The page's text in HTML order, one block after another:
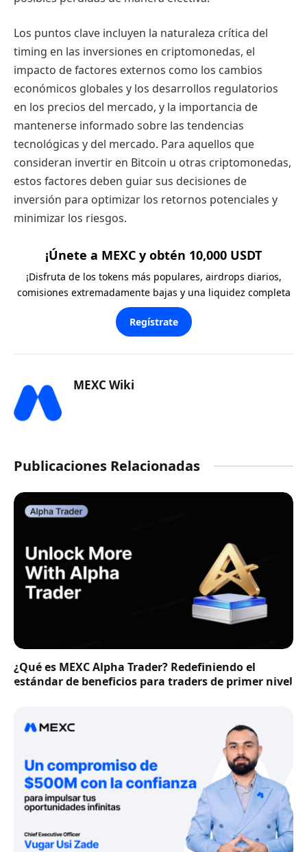
Los puntos clave incluyen la naturaleza crítica del
timing en las inversiones en criptomonedas, el
impacto de factores externos como los cambios
económicos globales y los desarrollos regulatorios
en los precios del mercado, y la importancia de
mantenerse informado sobre las tendencias
tecnológicas y del mercado. Para aquellos que
consideran invertir en Bitcoin u otras criptomonedas,
estos factores deben guiar sus decisiones de
inversión para optimizar los retornos potenciales y
minimizar los riesgos.
¡Únete a MEXC y obtén 10,000 USDT
¡Disfruta de los tokens más populares, airdrops diarios,
comisiones extremadamente bajas y una liquidez completa
Regístrate
MEXC Wiki
Publicaciones Relacionadas
¿Qué es MEXC Alpha Trader? Redefiniendo el
estándar de beneficios para traders de primer nivel